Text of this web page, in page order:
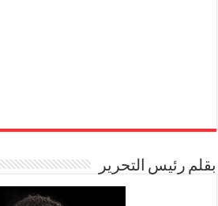
بقلم رئيس التحرير